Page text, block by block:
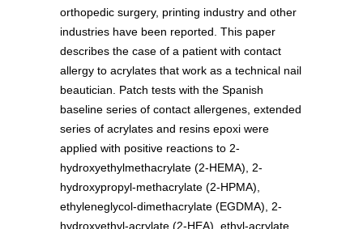
orthopedic surgery, printing industry and other
industries have been reported. This paper
describes the case of a patient with contact
allergy to acrylates that work as a technical nail
beautician. Patch tests with the Spanish
baseline series of contact allergenes, extended
series of acrylates and resins epoxi were
applied with positive reactions to 2-
hydroxyethylmethacrylate (2-HEMA), 2-
hydroxypropyl-methacrylate (2-HPMA),
ethyleneglycol-dimethacrylate (EGDMA), 2-
hydroxyethyl-acrylate (2-HEA), ethyl-acrylate